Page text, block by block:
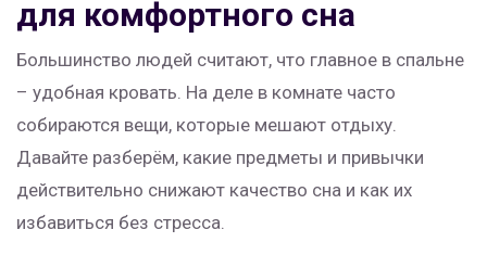
для комфортного сна
Большинство людей считают, что главное в спальне
– удобная кровать. На деле в комнате часто
собираются вещи, которые мешают отдыху.
Давайте разберём, какие предметы и привычки
действительно снижают качество сна и как их
избавиться без стресса.